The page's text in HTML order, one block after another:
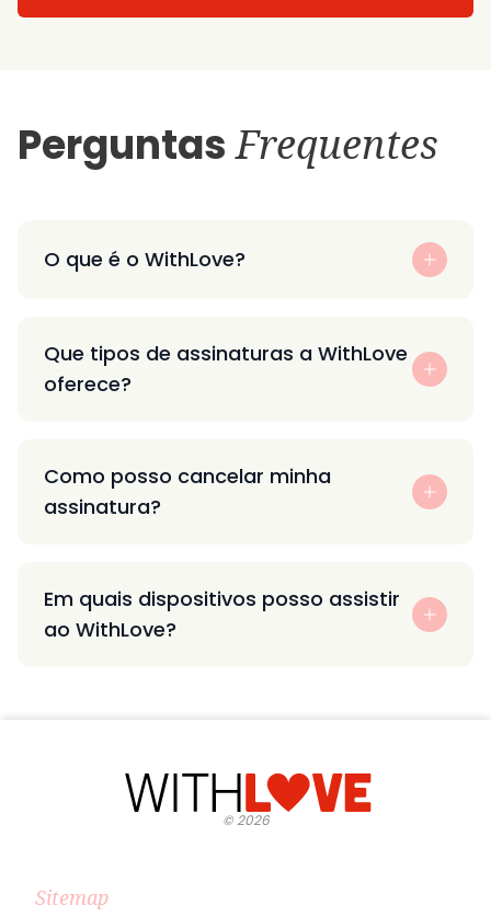
PerguntasFrequentes
O que é o WithLove?
Que tipos de assinaturas a WithLove
oferece?
Como posso cancelar minha
assinatura?
Em quais dispositivos posso assistir
ao WithLove?
©2026
Sitemap